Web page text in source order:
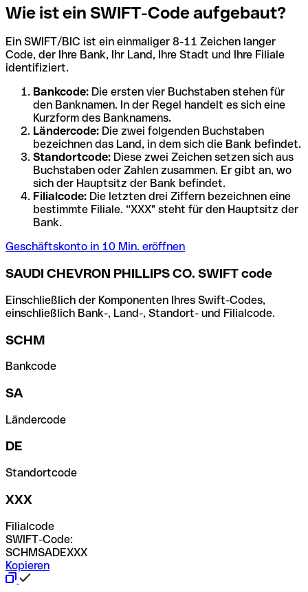
Wie ist ein SWIFT-Code aufgebaut?
Ein SWIFT/BIC ist ein einmaliger 8-11 Zeichen langer
Code, der Ihre Bank, Ihr Land, Ihre Stadt und Ihre Filiale
identifiziert.
Bankcode: Die ersten vier Buchstaben stehen für
den Banknamen. In der Regel handelt es sich eine
Kurzform des Banknamens.
Ländercode: Die zwei folgenden Buchstaben
bezeichnen das Land, in dem sich die Bank befindet.
Standortcode: Diese zwei Zeichen setzen sich aus
Buchstaben oder Zahlen zusammen. Er gibt an, wo
sich der Hauptsitz der Bank befindet.
Filialcode: Die letzten drei Ziffern bezeichnen eine
bestimmte Filiale. “XXX" steht für den Hauptsitz der
Bank.
Geschäftskonto in 10 Min. eröffnen
SAUDI CHEVRON PHILLIPS CO. SWIFT code
Einschließlich der Komponenten Ihres Swift-Codes,
einschließlich Bank-, Land-, Standort- und Filialcode.
SCHM
Bankcode
SA
Ländercode
DE
Standortcode
XXX
Filialcode
SWIFT-Code:
SCHMSADEXXX
Kopieren